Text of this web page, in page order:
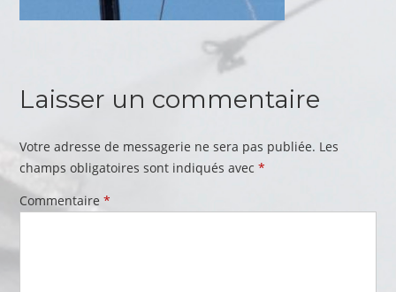
Laisser un commentaire
Votre adresse de messagerie ne sera pas publiée. Les
champs obligatoires sont indiqués avec*
Commentaire*